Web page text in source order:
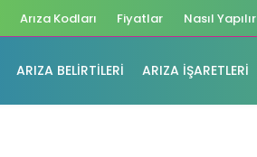
Arıza Kodları Fiyatlar Nasıl Yapılır
ARIZA BELIRTILERI ARIZA İŞARETLERI